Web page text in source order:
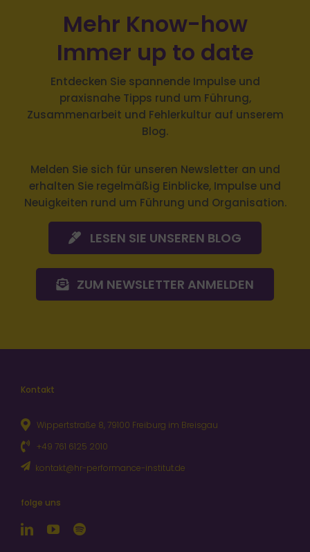
Mehr Know-how
Immer up to date
Entdecken Sie spannende Impulse und
praxisnahe Tipps rund um Führung,
Zusammenarbeit und Fehlerkultur auf unserem
Blog.
Melden Sie sich für unseren Newsletter an und
erhalten Sie regelmäßig Einblicke, Impulse und
Neuigkeiten rund um Führung und Organisation.
LESEN SIE UNSEREN BLOG
ZUM NEWSLETTER ANMELDEN
Kontakt
Wippertstraße 8, 79100 Freiburg im Breisgau
+49 761 6125 2010
kontakt@hr-performance-institut.de
folge uns